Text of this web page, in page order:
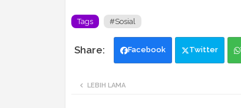
Tags #Sosial
Facebook Twitter
LEBIH LAMA